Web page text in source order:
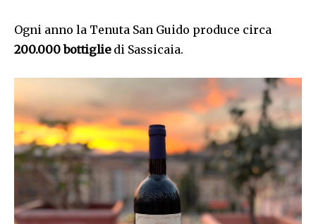
Ogni anno la Tenuta San Guido produce circa
200.000 bottiglie di Sassicaia.